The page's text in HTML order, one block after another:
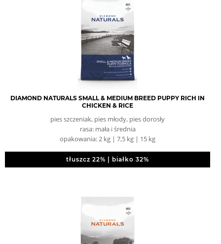
DIAMOND NATURALS SMALL & MEDIUM BREED PUPPY RICH IN
CHICKEN & RICE
pies szczeniak, pies młody, pies dorosły
rasa: mała i średnia
opakowania: 2 kg | 7,5 kg | 15 kg
tłuszcz 22% | białko 32%